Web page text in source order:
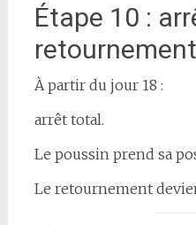
Étape 10 :
retournement
À partir du jour 18 :
arrêt total.
Le poussin prend sa
Le retournement